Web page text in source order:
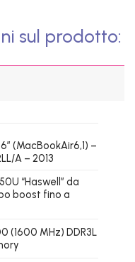
sul prodotto:
(MacBookAir6,1) –
A – 2013
“Haswell” da
boost fino a
(1600 MHz) DDR3L